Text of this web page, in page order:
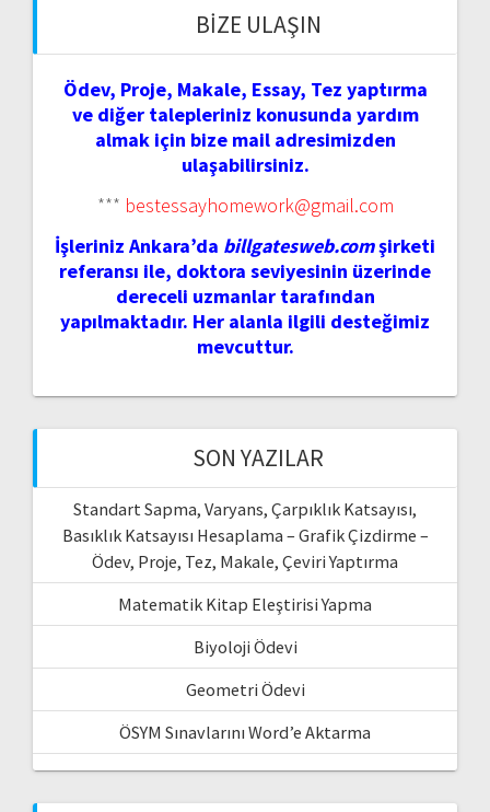
BIZE ULAŞIN
Ödev, Proje, Makale, Essay, Tez yaptırma
ve diğer talepleriniz konusunda yardım
almak için bize mail adresimizden
ulaşabilirsiniz.
*** bestessayhomework@gmail.com
İşleriniz Ankara’da billgatesweb.comşirketi
referansı ile, doktora seviyesinin üzerinde
dereceli uzmanlar tarafından
yapılmaktadır. Her alanla ilgili desteğimiz
mevcuttur.
SON YAZILAR
Standart Sapma, Varyans, Çarpıklık Katsayısı,
Basıklık Katsayısı Hesaplama – Grafik Çizdirme –
Ödev, Proje, Tez, Makale, Çeviri Yaptırma
Matematik Kitap Eleştirisi Yapma
Biyoloji Ödevi
Geometri Ödevi
ÖSYM Sınavlarını Word’e Aktarma